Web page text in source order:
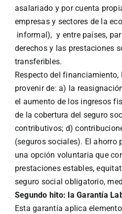
asalariado y por cuenta
empresas y sectores de la
informal), y entre países,
derechos y las prestaciones
transferibles.
Respecto del financiamiento,
provenir de: a) la
el aumento de los ingresos
de la cobertura del seguro
contributivos; d)
(seguros sociales). El ahorro
una opción voluntaria que
prestaciones estables,
seguro social obligatorio,
Segundo hito: la Garantía
Esta garantía aplica